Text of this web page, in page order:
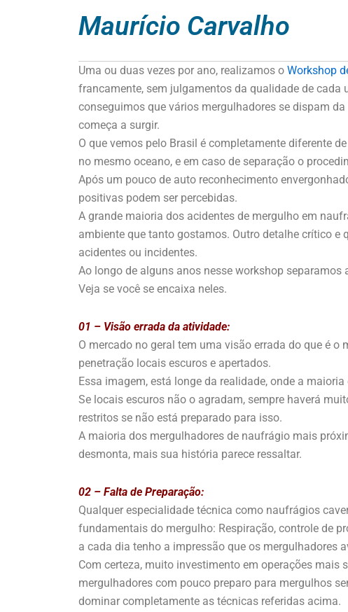
Maurício Carvalho
Uma ou duas vezes por ano, realizamos o Workshop
francamente, sem julgamentos da qualidade de cada
conseguimos que vários mergulhadores se dispam
começa a surgir.
O que vemos pelo Brasil é completamente diferente
no mesmo oceano, e em caso de separação o
Após um pouco de auto reconhecimento
positivas podem ser percebidas.
A grande maioria dos acidentes de mergulho em
ambiente que tanto gostamos. Outro detalhe crítico e
acidentes ou incidentes.
Ao longo de alguns anos nesse workshop
Veja se você se encaixa neles.
01 – Visão errada da atividade:
O mercado no geral tem uma visão errada do que é
penetração locais escuros e apertados.
Essa imagem, está longe da realidade, onde a
Se locais escuros não o agradam, sempre haverá
restritos se não está preparado para isso.
A maioria dos mergulhadores de naufrágio mais
desmonta, mais sua história parece ressaltar.
02 – Falta de Preparação:
Qualquer especialidade técnica como naufrágios
fundamentais do mergulho: Respiração, controle de
a cada dia tenho a impressão que os mergulhadores
Com certeza, muito investimento em operações
mergulhadores com pouco preparo para mergulhos
dominar completamente as técnicas referidas acima.